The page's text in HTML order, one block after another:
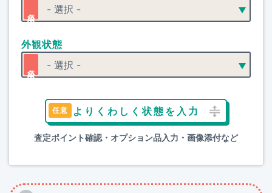
外観状態
よりくわしく状態を入力
査定ポイント確認・オプション品入力・画像添付など